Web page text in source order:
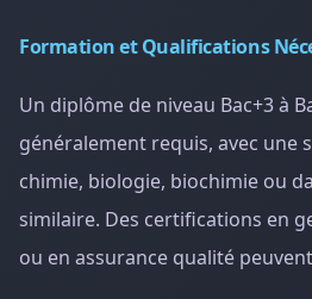
Formation et Qualifications
Un diplôme de niveau Bac+3 à
généralement requis, avec une
chimie, biologie, biochimie ou
similaire. Des certifications en
ou en assurance qualité